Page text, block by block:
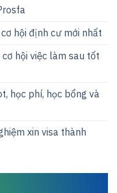
hội định cư mới nhất
cơ hội việc làm sau tốt
học phí, học bổng và
xin visa thành